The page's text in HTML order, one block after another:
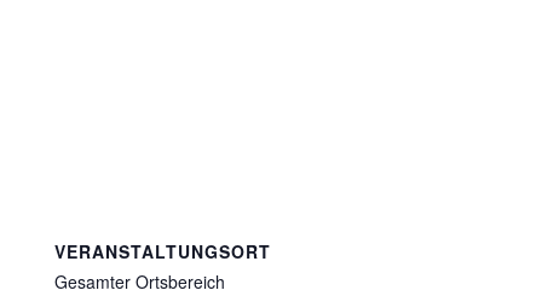
VERANSTALTUNGSORT
Gesamter Ortsbereich